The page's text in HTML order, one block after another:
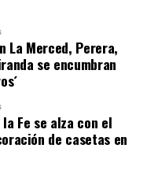
COLOMBINAS
La Merced, Perera,
se encumbran
Fe se alza con el
de casetas en